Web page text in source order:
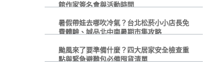
館作家簽名會與活動時間
暑假帶娃去哪吹冷氣？台北松菸小小店長免
費體驗、誠品北中南暑期市集攻略
颱風來了要準備什麼？四大居家安全檢查重
點與緊急避難包必備囤貨清單